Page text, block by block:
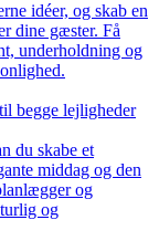
idéer, og skab en
dine gæster. Få
underholdning og
begge lejligheder
du skabe et
middag og den
og
og